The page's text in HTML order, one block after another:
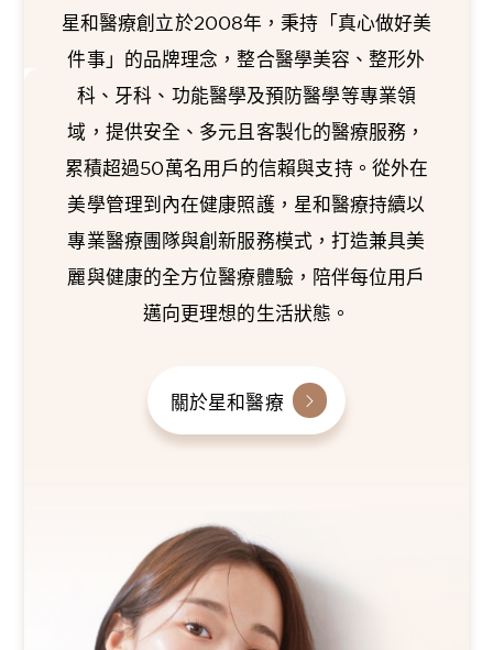
星和醫療創立於2008年，秉持「真心做好美
件事」的品牌理念，整合醫學美容、整形外
科、牙科、功能醫學及預防醫學等專業領
域，提供安全、多元且客製化的醫療服務，
累積超過50萬名用戶的信賴與支持。從外在
美學管理到內在健康照護，星和醫療持續以
專業醫療團隊與創新服務模式，打造兼具美
麗與健康的全方位醫療體驗，陪伴每位用戶
邁向更理想的生活狀態。
關於星和醫療